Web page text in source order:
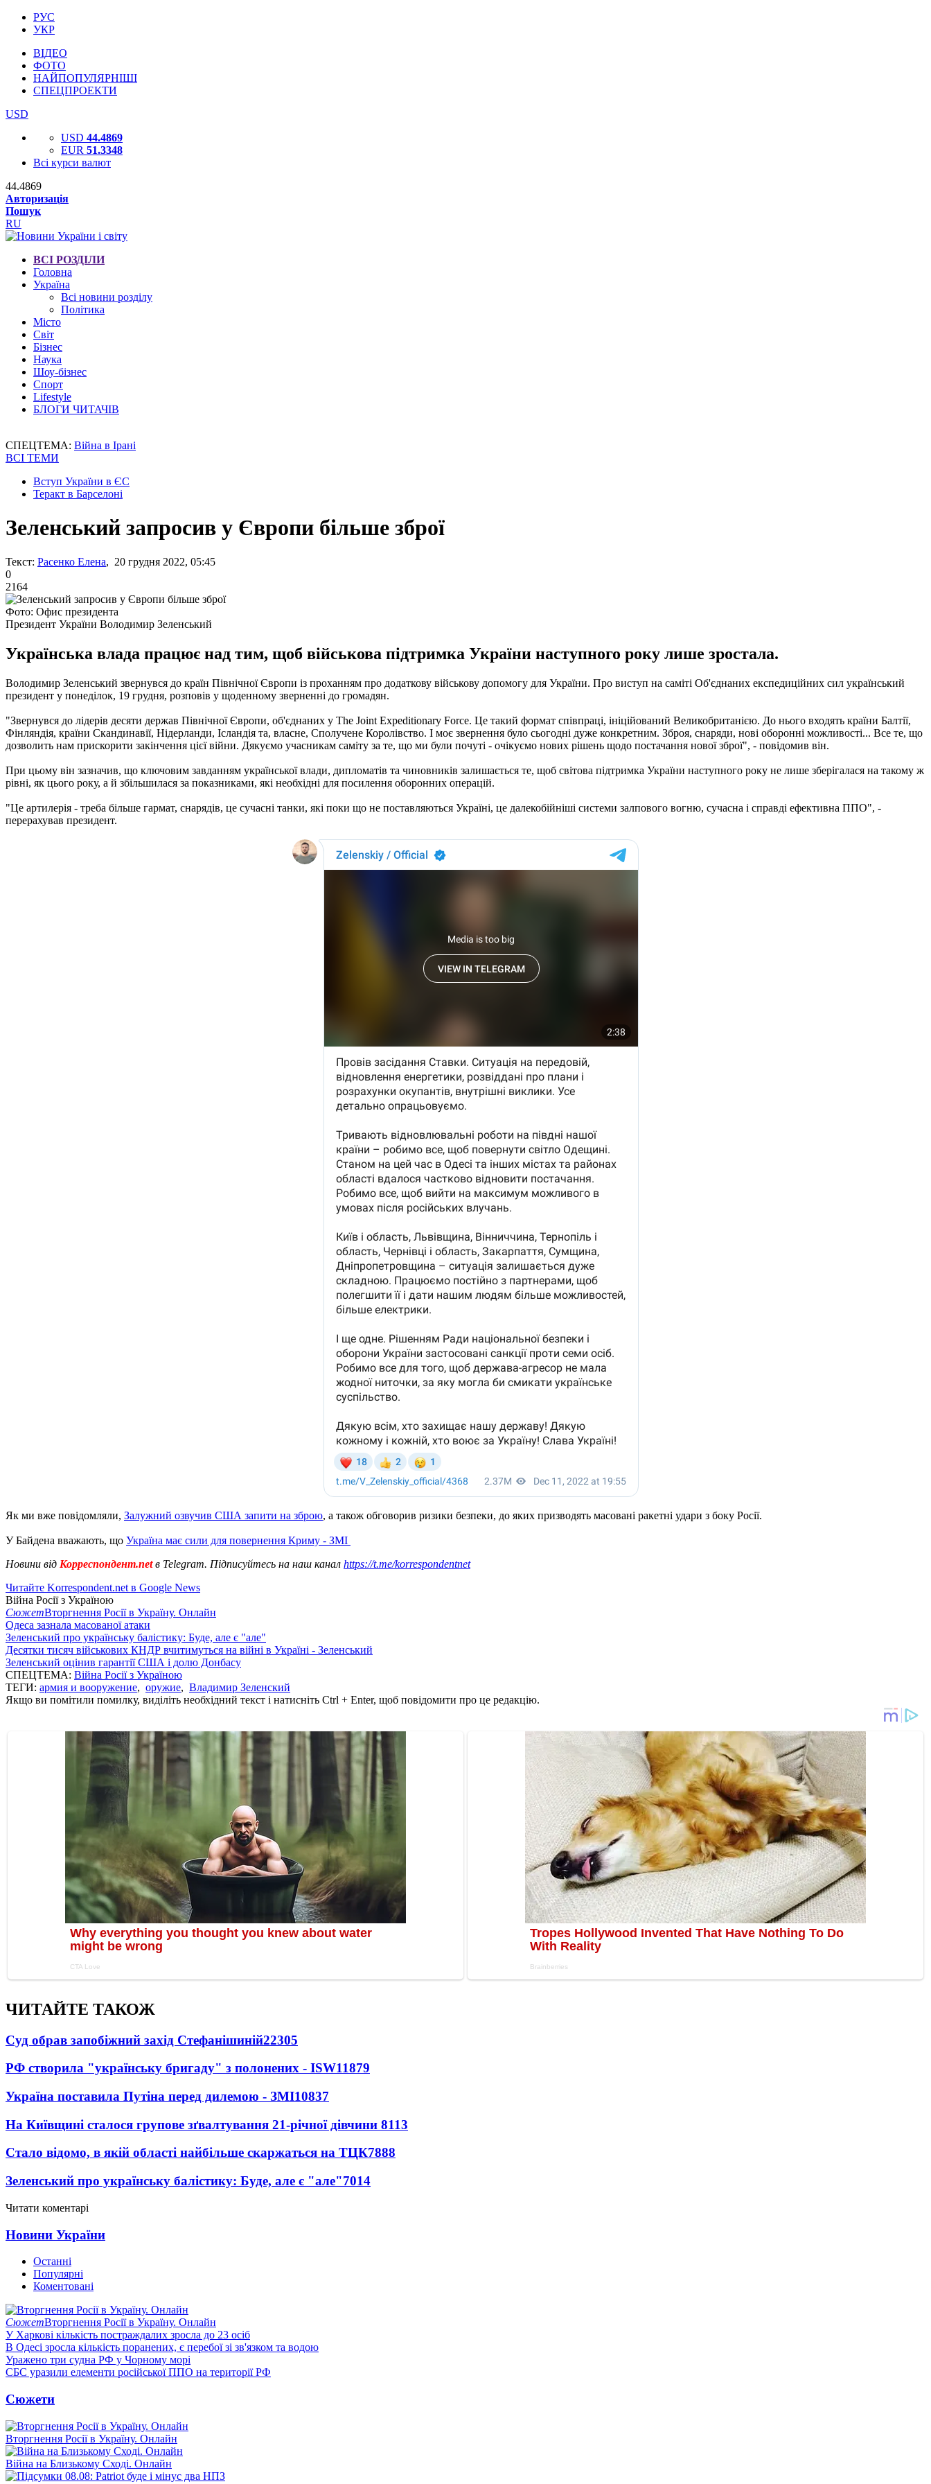
РУС
УКР
ВІДЕО
ФОТО
НАЙПОПУЛЯРНІШІ
СПЕЦПРОЕКТИ
USD
USD 44.4869
EUR 51.3348
Всі курси валют
44.4869
Авторизація
Пошук
RU
ВСІ РОЗДІЛИ
Головна
Україна
Всі новини розділу
Політика
Місто
Світ
Бізнес
Наука
Шоу-бізнес
Спорт
Lifestyle
БЛОГИ ЧИТАЧІВ
СПЕЦТЕМА: Війна в Ірані
ВСІ ТЕМИ
Вступ України в ЄС
Теракт в Барселоні
Зеленський запросив у Європи більше зброї
Текст: Расенко Елена, 20 грудня 2022, 05:45
0
2164
Фото: Офис президента
Президент України Володимир Зеленський
Українська влада працює над тим, щоб військова підтримка України наступного року лише зростала.
Володимир Зеленський звернувся до країн Північної Європи із проханням про додаткову військову допомогу для України. Про виступ на саміті Об'єднаних експедиційних сил український
президент у понеділок, 19 грудня, розповів у щоденному зверненні до громадян.
"Звернувся до лідерів десяти держав Північної Європи, об'єднаних у The Joint Expeditionary Force. Це такий формат співпраці, ініційований Великобританією. До нього входять країни Балтії,
Фінляндія, країни Скандинавії, Нідерланди, Ісландія та, власне, Сполучене Королівство. І моє звернення було сьогодні дуже конкретним. Зброя, снаряди, нові оборонні можливості... Все те, що
дозволить нам прискорити закінчення цієї війни. Дякуємо учасникам саміту за те, що ми були почуті - очікуємо нових рішень щодо постачання нової зброї", - повідомив він.
При цьому він зазначив, що ключовим завданням української влади, дипломатів та чиновників залишається те, щоб світова підтримка України наступного року не лише зберігалася на такому ж
рівні, як цього року, а й збільшилася за показниками, які необхідні для посилення оборонних операцій.
"Це артилерія - треба більше гармат, снарядів, це сучасні танки, які поки що не поставляються Україні, це далекобійніші системи залпового вогню, сучасна і справді ефективна ППО", -
перерахував президент.
Як ми вже повідомляли, Залужний озвучив США запити на зброю, а також обговорив ризики безпеки, до яких призводять масовані ракетні удари з боку Росії.
У Байдена вважають, що Україна має сили для повернення Криму - ЗМІ
Новини від Корреспондент.netв Telegram. Підписуйтесь на наш канал https://t.me/korrespondentnet
Читайте Korrespondent.net в Google News
Війна Росії з Україною
СюжетВторгнення Росії в Україну. Онлайн
Одеса зазнала масованої атаки
Зеленський про українську балістику: Буде, але є "але"
Десятки тисяч військових КНДР вчитимуться на війні в Україні - Зеленський
Зеленський оцінив гарантії США і долю Донбасу
СПЕЦТЕМА: Війна Росії з Україною
ТЕГИ: армия и вооружение, оружие, Владимир Зеленский
Якщо ви помітили помилку, виділіть необхідний текст і натисніть Ctrl + Enter, щоб повідомити про це редакцію.
ЧИТАЙТЕ ТАКОЖ
Суд обрав запобіжний захід Стефанішиній22305
РФ створила "українську бригаду" з полонених - ISW11879
Україна поставила Путіна перед дилемою - ЗМІ10837
На Київщині сталося групове зґвалтування 21-річної дівчини 8113
Стало відомо, в якій області найбільше скаржаться на ТЦК7888
Зеленський про українську балістику: Буде, але є "але"7014
Читати коментарі
Новини України
Останні
Популярні
Коментовані
СюжетВторгнення Росії в Україну. Онлайн
У Харкові кількість постраждалих зросла до 23 осіб
В Одесі зросла кількість поранених, є перебої зі зв'язком та водою
Уражено три судна РФ у Чорному морі
СБС уразили елементи російської ППО на території РФ
Сюжети
Вторгнення Росії в Україну. Онлайн
Війна на Близькому Сході. Онлайн